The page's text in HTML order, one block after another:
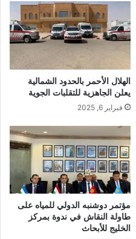
الهلال الأحمر بالحدود الشمالية
يعلن الجاهزية للتقلبات الجوية
فبراير 6, 2025
مؤتمر دوشنبه الدولي للمياه على
طاولة النقاش في ندوة بمركز
الخليج للأبحاث